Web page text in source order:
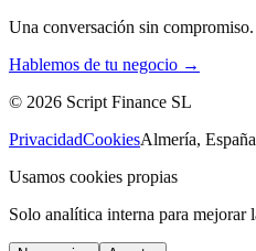
Una conversación sin
Hablemos de tu negocio →
© 2026 Script Finance SL
PrivacidadCookiesAlmería, España
Usamos cookies propias
Solo analítica interna para mejorar